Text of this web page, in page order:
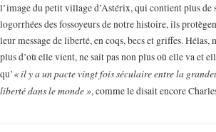
l’image du petit village d’Astérix, qui contient plus de
logorrhées des fossoyeurs de notre histoire, ils
leur message de liberté, en coqs, becs et griffes.
plus d’où elle vient, ne sait pas non plus où elle va et
qu’« il y a un pacte vingt fois séculaire entre la
liberté dans le monde », comme le disait encore